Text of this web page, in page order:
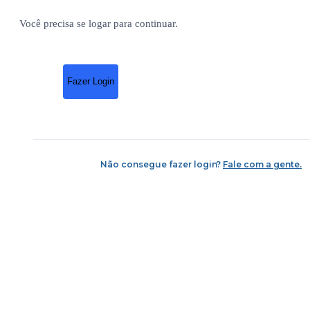
Você precisa se logar para continuar.
Fazer Login
Não consegue fazer login? Fale com a gente.